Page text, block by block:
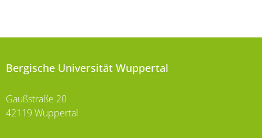
Bergische Universität Wuppertal
Gaußstraße 20
42119 Wuppertal